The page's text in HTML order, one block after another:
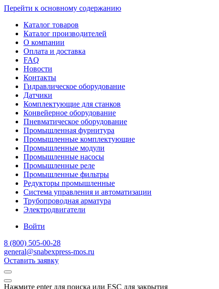
Перейти к основному содержанию
Каталог товаров
Каталог производителей
О компании
Оплата и доставка
FAQ
Новости
Контакты
Гидравлическое оборудование
Датчики
Комплектующие для станков
Конвейерное оборудование
Пневматическое оборудование
Промышленная фурнитура
Промышленные комплектующие
Промышленные модули
Промышленные насосы
Промышленные реле
Промышленные фильтры
Редукторы промышленные
Система управления и автоматизации
Трубопроводная арматура
Электродвигатели
Войти
8 (800) 505-00-28
general@snabexpress-mos.ru
Оставить заявку
Нажмите enter для поиска или ESC для закрытия